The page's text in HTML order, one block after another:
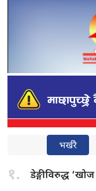
भर्खरै
१. डेङ्गीविरुद्ध ‘खोज